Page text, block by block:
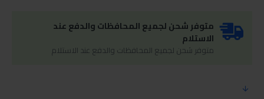
متوفر شحن لجميع المحافظات والدفع عند
الاستلام
متوفر شحن لجميع المحافظات والدفع عند الاستلام